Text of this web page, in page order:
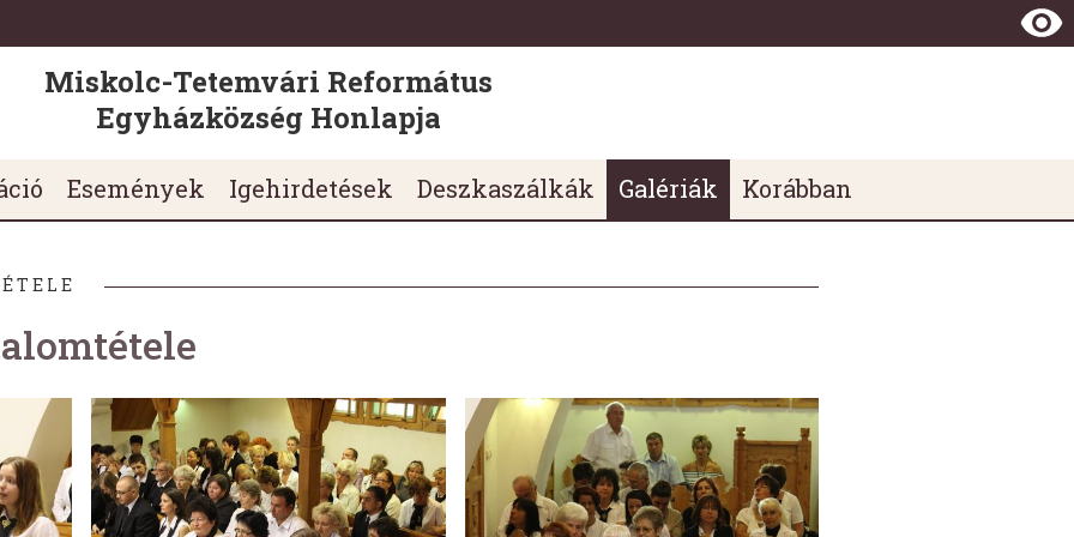
Miskolc-Tetemvári Református
Egyházközség Honlapja
Események Igehirdetések Deszkaszálkák Galériák Korábban